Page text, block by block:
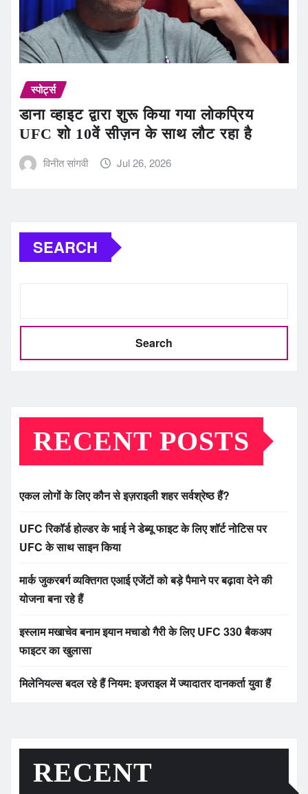
स्पोर्ट्स
डाना व्हाइट द्वारा शुरू किया गया लोकप्रिय
UFC शो 10वें सीज़न के साथ लौट रहा है
विनीत सांगवी Jul 26, 2026
SEARCH
Search
RECENT POSTS
एकल लोगों के लिए कौन से इज़राइली शहर सर्वश्रेष्ठ हैं?
UFC रिकॉर्ड होल्डर के भाई ने डेब्यू फाइट के लिए शॉर्ट नोटिस पर
UFC के साथ साइन किया
मार्क जुकरबर्ग व्यक्तिगत एआई एजेंटों को बड़े पैमाने पर बढ़ावा देने की
योजना बना रहे हैं
इस्लाम मखाचेव बनाम इयान मचाडो गैरी के लिए UFC 330 बैकअप
फाइटर का खुलासा
मिलेनियल्स बदल रहे हैं नियम: इजराइल में ज्यादातर दानकर्ता युवा हैं
RECENT